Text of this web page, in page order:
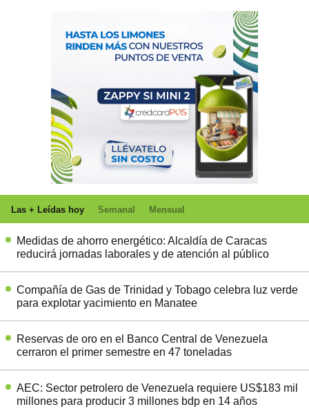
Las + Leídas hoy Semanal Mensual
Medidas de ahorro energético: Alcaldía de Caracas
reducirá jornadas laborales y de atención al público
Compañía de Gas de Trinidad y Tobago celebra luz verde
para explotar yacimiento en Manatee
Reservas de oro en el Banco Central de Venezuela
cerraron el primer semestre en 47 toneladas
AEC: Sector petrolero de Venezuela requiere US$183 mil
millones para producir 3 millones bdp en 14 años